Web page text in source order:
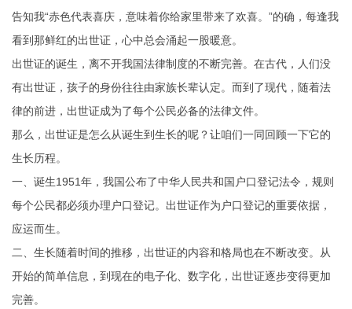
告知我“赤色代表喜庆，意味着你给家里带来了欢喜。”的确，每逢我
看到那鲜红的出世证，心中总会涌起一股暖意。
出世证的诞生，离不开我国法律制度的不断完善。在古代，人们没
有出世证，孩子的身份往往由家族长辈认定。而到了现代，随着法
律的前进，出世证成为了每个公民必备的法律文件。
那么，出世证是怎么从诞生到生长的呢？让咱们一同回顾一下它的
生长历程。
一、诞生1951年，我国公布了中华人民共和国户口登记法令，规则
每个公民都必须办理户口登记。出世证作为户口登记的重要依据，
应运而生。
二、生长随着时间的推移，出世证的内容和格局也在不断改变。从
开始的简单信息，到现在的电子化、数字化，出世证逐步变得更加
完善。